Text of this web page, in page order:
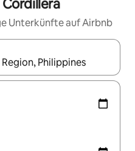
Unterkünfte auf Airbnb
navigiere mit den